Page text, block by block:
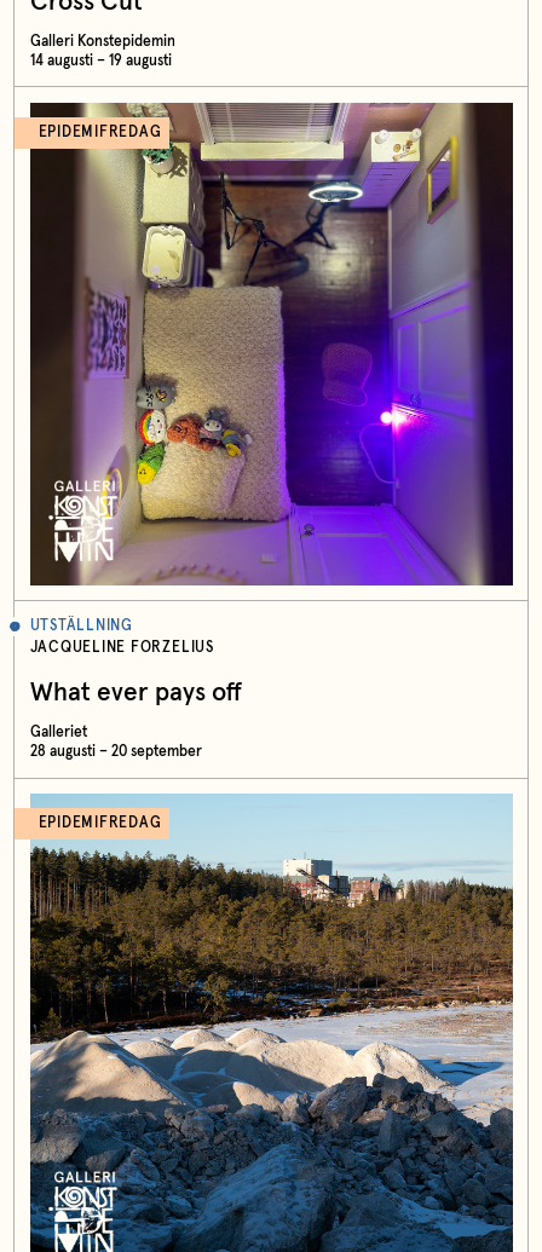
Galleri Konstepidemin
14 augusti – 19 augusti
EPIDEMIFREDAG
UTSTÄLLNING
JACQUELINE FORZELIUS
What ever pays off
Galleriet
28 augusti – 20 september
EPIDEMIFREDAG